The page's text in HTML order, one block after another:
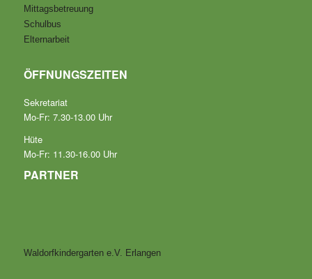
Mittagsbetreuung
Schulbus
Elternarbeit
ÖFFNUNGSZEITEN
Sekretariat
Mo-Fr: 7.30-13.00 Uhr
Hüte
Mo-Fr: 11.30-16.00 Uhr
PARTNER
Waldorfkindergarten e.V. Erlangen